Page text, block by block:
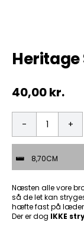
ØL & Spiritus
Andre Mærker
Tøj & Andre Varer
40,00kr.
Heritage
Softail
Patch
Mærke
antal
8,70CM
Næsten alle vore
så de let kan
hæfte fast på
Der er dog IKKE